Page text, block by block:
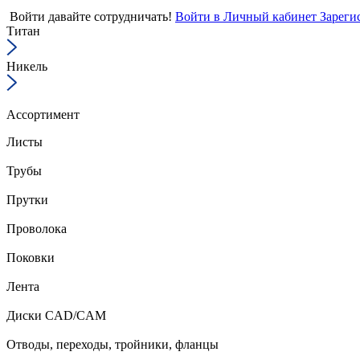
Войти давайте сотрудничать! Войти в Личный кабинет
Титан
Никель
Ассортимент
Листы
Трубы
Прутки
Проволока
Поковки
Лента
Диски CAD/CAM
Отводы, переходы, тройники, фланцы